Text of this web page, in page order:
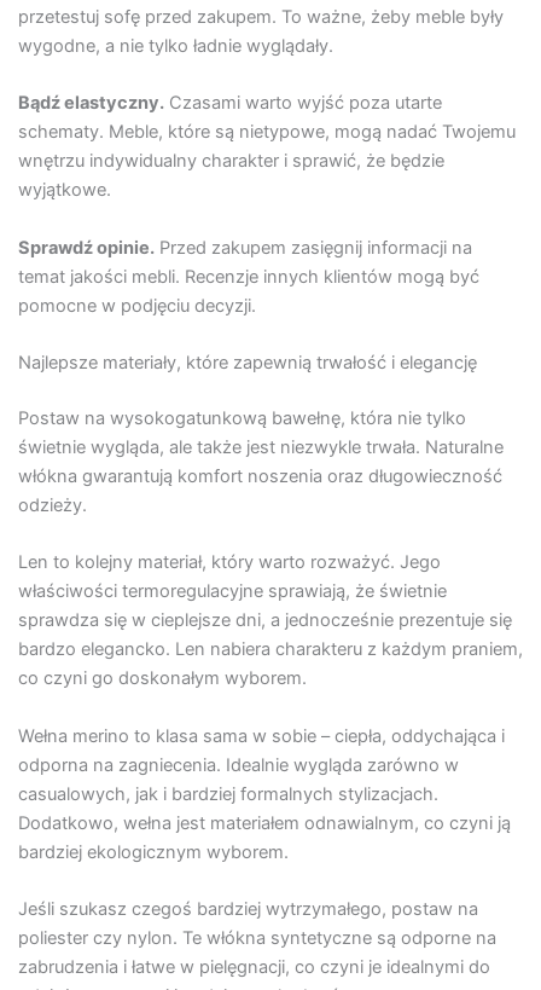
przetestuj sofę przed zakupem. To ważne, żeby meble były
wygodne, a nie tylko ładnie wyglądały.
Bądź elastyczny.Czasami warto wyjść poza utarte
schematy. Meble, które są nietypowe, mogą nadać Twojemu
wnętrzu indywidualny charakter i sprawić, że będzie
wyjątkowe.
Sprawdź opinie.Przed zakupem zasięgnij informacji na
temat jakości mebli. Recenzje innych klientów mogą być
pomocne w podjęciu decyzji.
Najlepsze materiały, które zapewnią trwałość i elegancję
Postaw na wysokogatunkową bawełnę, która nie tylko
świetnie wygląda, ale także jest niezwykle trwała. Naturalne
włókna gwarantują komfort noszenia oraz długowieczność
odzieży.
Len to kolejny materiał, który warto rozważyć. Jego
właściwości termoregulacyjne sprawiają, że świetnie
sprawdza się w cieplejsze dni, a jednocześnie prezentuje się
bardzo elegancko. Len nabiera charakteru z każdym praniem,
co czyni go doskonałym wyborem.
Wełna merino to klasa sama w sobie – ciepła, oddychająca i
odporna na zagniecenia. Idealnie wygląda zarówno w
casualowych, jak i bardziej formalnych stylizacjach.
Dodatkowo, wełna jest materiałem odnawialnym, co czyni ją
bardziej ekologicznym wyborem.
Jeśli szukasz czegoś bardziej wytrzymałego, postaw na
poliester czy nylon. Te włókna syntetyczne są odporne na
zabrudzenia i łatwe w pielęgnacji, co czyni je idealnymi do